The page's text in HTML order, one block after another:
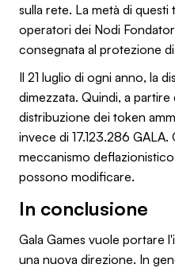
sulla rete. La metà di
operatori dei Nodi
consegnata al protezione di
Il 21 luglio di ogni anno, la
dimezzata. Quindi, a partire
distribuzione dei token
invece di 17.123.286
meccanismo
possono modificare.
In conclusione
Gala Games vuole portare
una nuova direzione. In